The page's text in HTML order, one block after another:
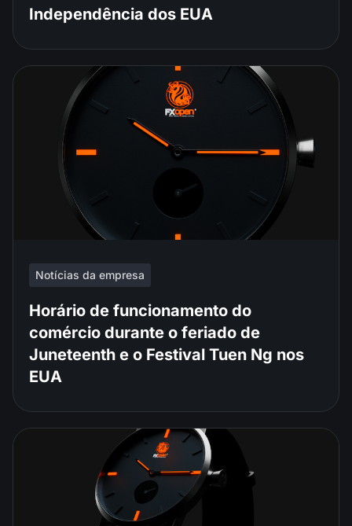
Independência dos EUA
Notícias da empresa
Horário de funcionamento do
comércio durante o feriado de
Juneteenth e o Festival Tuen Ng nos
EUA